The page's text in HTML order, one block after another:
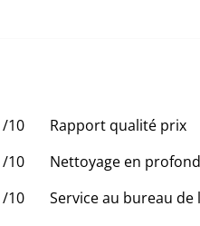
/10
Rapport qualité prix
/10
Nettoyage en
/10
Service au bureau